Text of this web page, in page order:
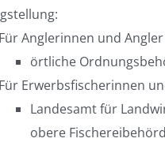
Für Anglerinnen und
örtliche
Für Erwerbsfischerinnen
Landesamt für
obere